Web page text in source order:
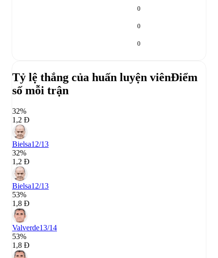
0
0
0
Tỷ lệ thắng của huấn luyện viênĐiểm
số mỗi trận
32%
1,2 Đ
Bielsa12/13
32%
1,2 Đ
Bielsa12/13
53%
1,8 Đ
Valverde13/14
53%
1,8 Đ